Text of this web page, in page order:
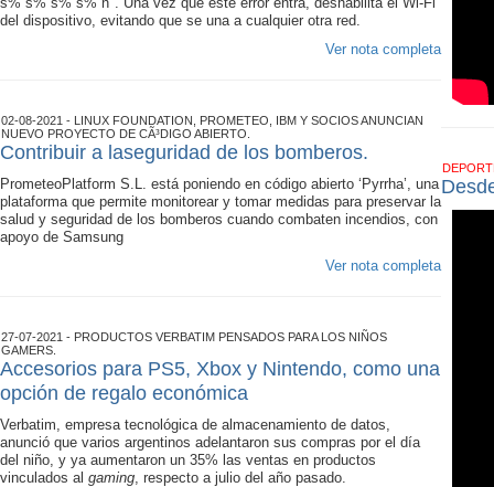
del dispositivo, evitando que se una a cualquier otra red.
Ver nota completa
02-08-2021 - LINUX FOUNDATION, PROMETEO, IBM Y SOCIOS ANUNCIAN
NUEVO PROYECTO DE CÃ³DIGO ABIERTO.
Contribuir a laseguridad de los bomberos.
PrometeoPlatform S.L. está poniendo en código abierto ‘Pyrrha’, una
plataforma que permite monitorear y tomar medidas para preservar la
salud y seguridad de los bomberos cuando combaten incendios, con
apoyo de Samsung
Ver nota completa
27-07-2021 - PRODUCTOS VERBATIM PENSADOS PARA LOS NIÑOS
GAMERS.
Accesorios para PS5, Xbox y Nintendo, como una
opción de regalo económica
Verbatim, empresa tecnológica de almacenamiento de datos,
anunció que varios argentinos adelantaron sus compras por el día
del niño, y ya aumentaron un 35% las ventas en productos
vinculados al gaming, respecto a julio del año pasado.